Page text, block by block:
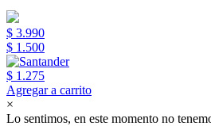
$ 3.990
$ 1.500
$ 1.275
Agregar a carrito
×
Lo sentimos, en este momento no